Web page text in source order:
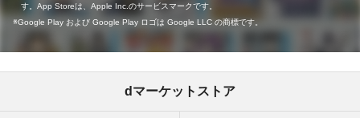
す。App Storeは、Apple Inc.のサービスマークです。
Google Play および Google Play ロゴは Google LLC の商標です。
dマーケットストア